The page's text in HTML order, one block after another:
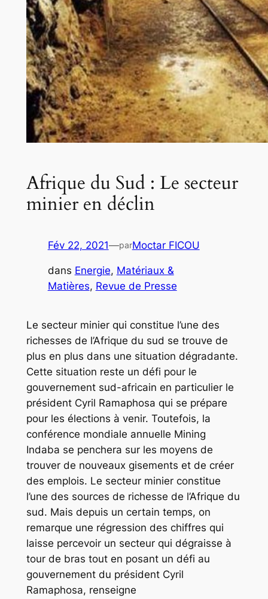
Afrique du Sud : Le secteur
minier en déclin
Fév 22, 2021—parMoctar FICOU
dans Energie, Matériaux &
Matières, Revue de Presse
Le secteur minier qui constitue l’une des
richesses de l’Afrique du sud se trouve de
plus en plus dans une situation dégradante.
Cette situation reste un défi pour le
gouvernement sud-africain en particulier le
président Cyril Ramaphosa qui se prépare
pour les élections à venir. Toutefois, la
conférence mondiale annuelle Mining
Indaba se penchera sur les moyens de
trouver de nouveaux gisements et de créer
des emplois. Le secteur minier constitue
l’une des sources de richesse de l’Afrique du
sud. Mais depuis un certain temps, on
remarque une régression des chiffres qui
laisse percevoir un secteur qui dégraisse à
tour de bras tout en posant un défi au
gouvernement du président Cyril
Ramaphosa, renseigne